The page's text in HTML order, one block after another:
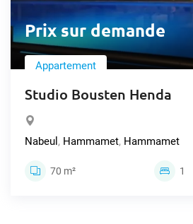
Prix sur demande
Appartement
Studio Bousten Henda
Nabeul , Hammamet, Hammamet
70 m² 1